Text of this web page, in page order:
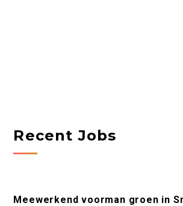
Recent Jobs
Meewerkend voorman groen in